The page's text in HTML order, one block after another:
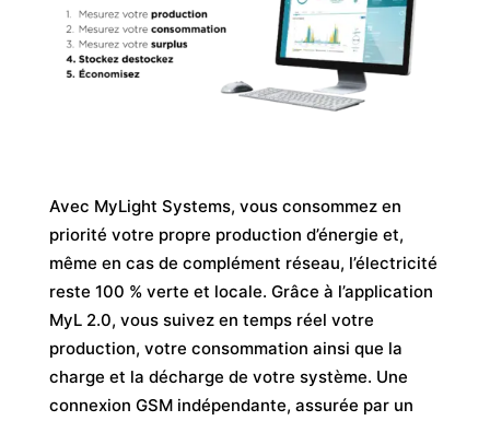
Avec MyLight Systems, vous consommez en
priorité votre propre production d’énergie et,
même en cas de complément réseau, l’électricité
reste 100 % verte et locale. Grâce à l’application
MyL 2.0, vous suivez en temps réel votre
production, votre consommation ainsi que la
charge et la décharge de votre système. Une
connexion GSM indépendante, assurée par un